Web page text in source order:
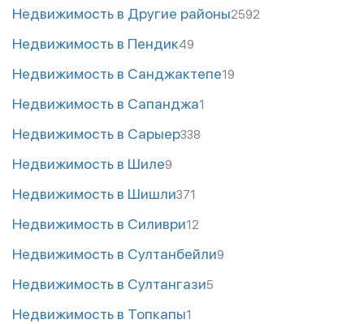
Недвижимость в Другие районы2592
Недвижимость в Пендик49
Недвижимость в Санджактепе19
Недвижимость в Сапанджа1
Недвижимость в Сарыер338
Недвижимость в Шиле9
Недвижимость в Шишли371
Недвижимость в Силиври12
Недвижимость в Султанбейли9
Недвижимость в Султангази5
Недвижимость в Топкапы1